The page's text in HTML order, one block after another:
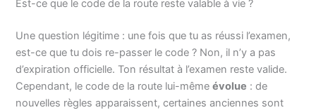
Est-ce que le code de la route reste valable à vie ?
Une question légitime : une fois que tu as réussi l’examen,
est-ce que tu dois re-passer le code ? Non, il n’y a pas
d’expiration officielle. Ton résultat à l’examen reste valide.
Cependant, le code de la route lui-mêmeévolue : de
nouvelles règles apparaissent, certaines anciennes sont